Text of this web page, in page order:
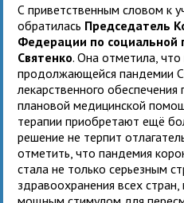
С приветственным словом к
обратилась Председатель
Федерации по социальной
Святенко. Она отметила, что
продолжающейся пандемии
лекарственного обеспечения
плановой медицинской
терапии приобретают ещё
решение не терпит
отметить, что пандемия
стала не только серьезным
здравоохранения всех